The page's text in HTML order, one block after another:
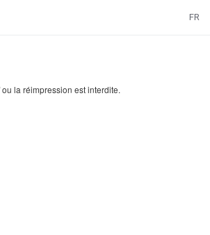
FR
la réimpression est interdite.